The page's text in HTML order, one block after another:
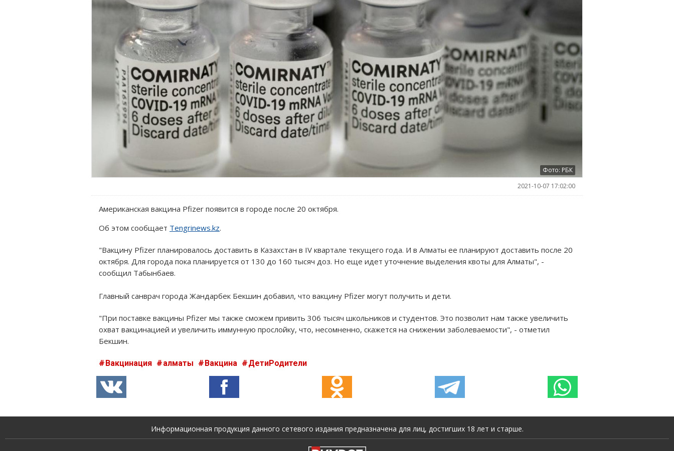
Фото: РБК
2021-10-07 17:02:00
Американская вакцина Pfizer появится в городе после 20 октября.
Об этом сообщает Tengrinews.kz.
"Вакцину Pfizer планировалось доставить в Казахстан в IV квартале текущего года. И в Алматы ее планируют доставить после 20
октября. Для города пока планируется от 130 до 160 тысяч доз. Но еще идет уточнение выделения квоты для Алматы", -
сообщил Табынбаев.
Главный санврач города Жандарбек Бекшин добавил, что вакцину Pfizer могут получить и дети.
"При поставке вакцины Pfizer мы также сможем привить 306 тысяч школьников и студентов. Это позволит нам также увеличить
охват вакцинацией и увеличить иммунную прослойку, что, несомненно, скажется на снижении заболеваемости", - отметил
Бекшин.
Вакцинация алматы Вакцина ДетиРодители
Информационная продукция данного сетевого издания предназначена для лиц, достигших 18 лет и старше.